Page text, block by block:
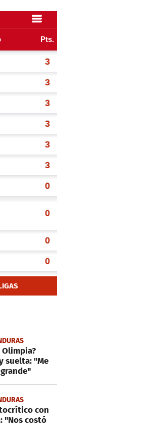
Olimpia?
suelta: "Me
con
"Nos costó